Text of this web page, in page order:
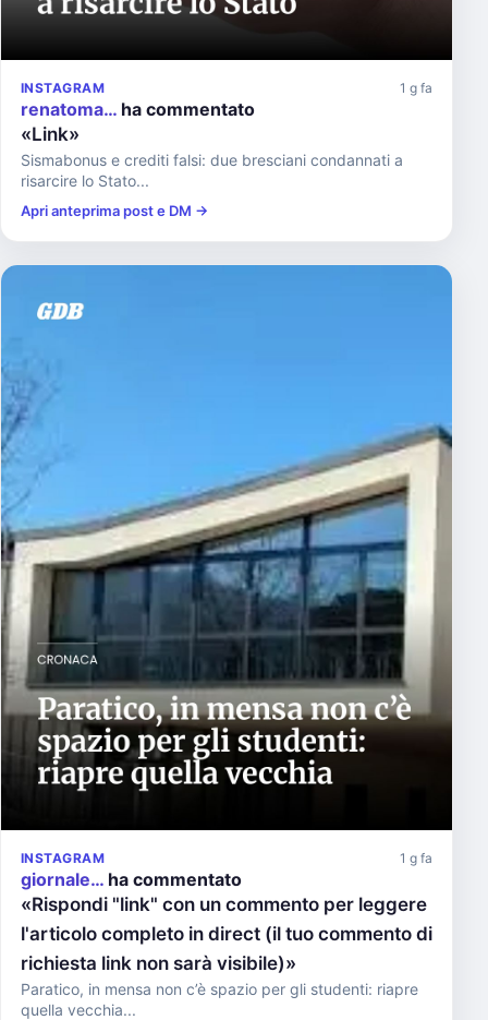
INSTAGRAM 1 g fa
renatoma… ha commentato
«Link»
Sismabonus e crediti falsi: due bresciani condannati a
risarcire lo Stato...
Apri anteprima post e DM →
INSTAGRAM 1 g fa
giornale… ha commentato
«Rispondi "link" con un commento per leggere
l'articolo completo in direct (il tuo commento di
richiesta link non sarà visibile)»
Paratico, in mensa non c’è spazio per gli studenti: riapre
quella vecchia...